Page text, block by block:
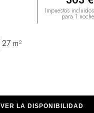
Impuestos incluidos
para 1 noche
27 m²
VER LA DISPONIBILIDAD